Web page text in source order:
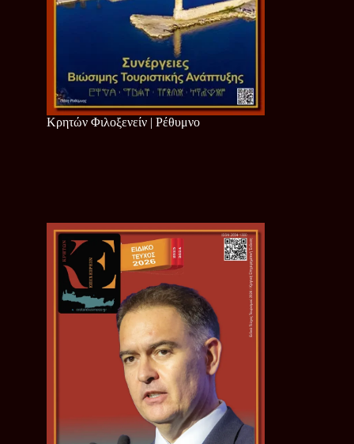
Κρητών Φιλοξενείν | Ρέθυμνο